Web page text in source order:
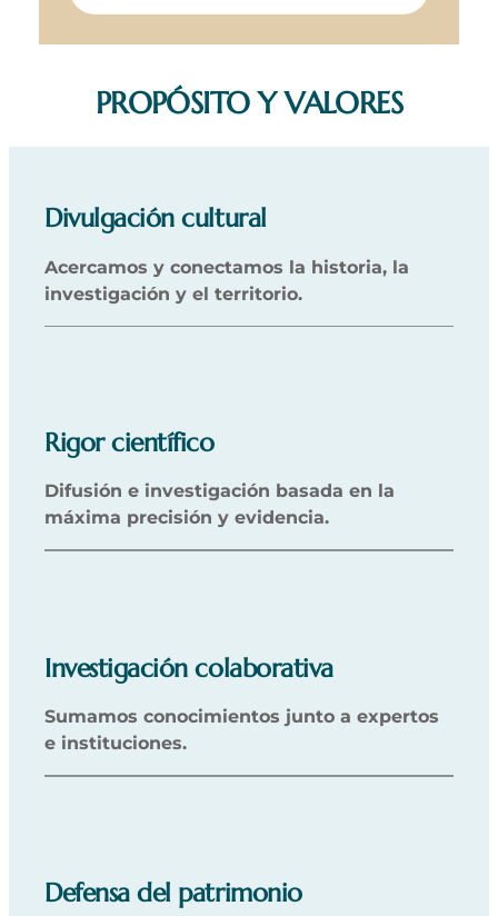
PROPÓSITO Y VALORES
Divulgación cultural
Acercamos y conectamos la historia, la
investigación y el territorio.
Rigor científico
Difusión e investigación basada en la
máxima precisión y evidencia.
Investigación colaborativa
Sumamos conocimientos junto a expertos
e instituciones.
Defensa del patrimonio